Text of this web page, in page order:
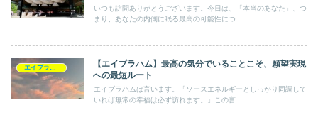
いつも訪問ありがとうございます。今日は、「本当のあなた」、つ
まり、あなたの内側に眠る最高の可能性につ...
エイブラハム
【エイブラハム】最高の気分でいることこそ、願望実現
への最短ルート
エイブラハムは言います。「ソースエネルギーとしっかり同調して
いれば無常の幸福は必ず訪れます。」この言...